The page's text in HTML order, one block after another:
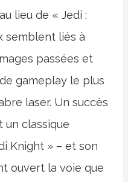
lieu de « Jedi :
semblent liés à
passées et
gameplay le plus
laser. Un succès
un classique
Knight » – et son
ouvert la voie que